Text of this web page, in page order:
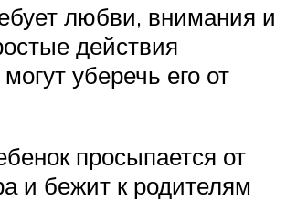
любви, внимания и
действия
уберечь его от
просыпается от
и бежит к родителям